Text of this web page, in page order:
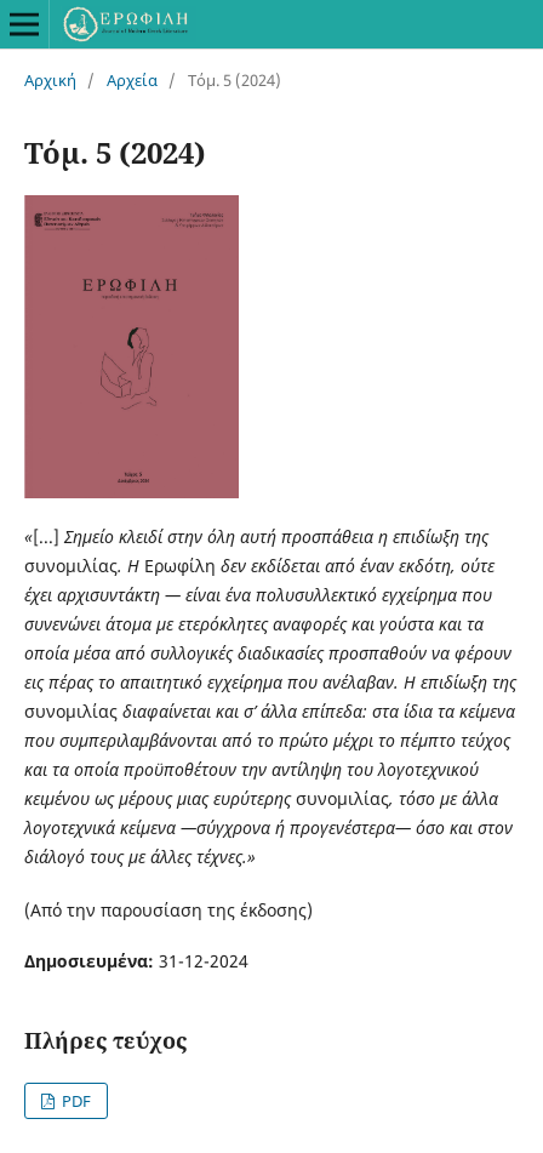
Αρχική / Αρχεία / Τόμ. 5 (2024)
Τόμ. 5 (2024)
«[...]Σημείο κλειδί στην όλη αυτή προσπάθεια η επιδίωξη της
συνομιλίας. Η Ερωφίλη δεν εκδίδεται από έναν εκδότη, ούτε
έχει αρχισυντάκτη ― είναι ένα πολυσυλλεκτικό εγχείρημα που
συνενώνει άτομα με ετερόκλητες αναφορές και γούστα και τα
οποία μέσα από συλλογικές διαδικασίες προσπαθούν να φέρουν
εις πέρας το απαιτητικό εγχείρημα που ανέλαβαν. Η επιδίωξη της
συνομιλίας διαφαίνεται και σ’ άλλα επίπεδα: στα ίδια τα κείμενα
που συμπεριλαμβάνονται από το πρώτο μέχρι το πέμπτο τεύχος
και τα οποία προϋποθέτουν την αντίληψη του λογοτεχνικού
κειμένου ως μέρους μιας ευρύτερηςσυνομιλίας, τόσο με άλλα
λογοτεχνικά κείμενα ―σύγχρονα ή προγενέστερα― όσο και στον
διάλογό τους με άλλες τέχνες.»
(Από την παρουσίαση της έκδοσης)
Δημοσιευμένα: 31-12-2024
Πλήρες τεύχος
PDF